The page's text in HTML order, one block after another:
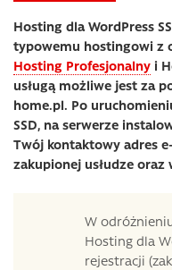
Hosting dla WordPress
typowemu hostingowi z
Hosting Profesjonalny i
usługą możliwe jest za
home.pl. Po
SSD, na serwerze
Twój kontaktowy adres
zakupionej usłudze oraz
W
Hosting dla
rejestracji